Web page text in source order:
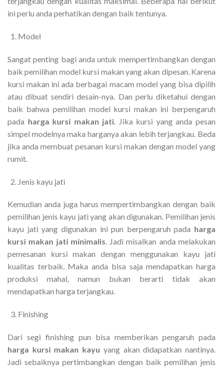
ini perlu anda perhatikan dengan baik tentunya.
Model
Sangat penting bagi anda untuk mempertimbangkan dengan
baik pemilihan model kursi makan yang akan dipesan. Karena
kursi makan ini ada berbagai macam model yang bisa dipilih
atau dibuat sendiri desain-nya. Dan perlu diketahui dengan
baik bahwa pemilihan model kursi makan ini berpengaruh
pada harga kursi makan jati . Jika kursi yang anda pesan
simpel modelnya maka harganya akan lebih terjangkau. Beda
jika anda membuat pesanan kursi makan dengan model yang
rumit.
Jenis kayu jati
Kemudian anda juga harus mempertimbangkan dengan baik
pemilihan jenis kayu jati yang akan digunakan. Pemilihan jenis
kayu jati yang digunakan ini pun berpengaruh pada harga
kursi makan jati minimalis. Jadi misalkan anda melakukan
pemesanan kursi makan dengan menggunakan kayu jati
kualitas terbaik. Maka anda bisa saja mendapatkan harga
produksi mahal, namun bukan berarti tidak akan
mendapatkan harga terjangkau.
Finishing
Dari segi finishing pun bisa memberikan pengaruh pada
harga kursi makan kayu yang akan didapatkan nantinya.
Jadi sebaiknya pertimbangkan dengan baik pemilihan jenis